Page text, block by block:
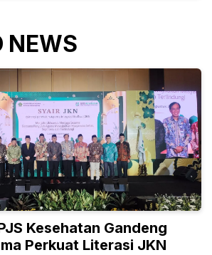
NEWS
Kesehatan Gandeng
Perkuat Literasi JKN